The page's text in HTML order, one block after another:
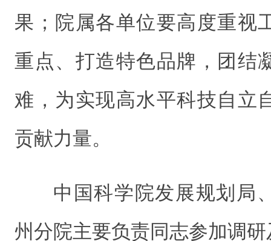
果；院属各单位要高度重视
重点、打造特色品牌，团结
难，为实现高水平科技自立
贡献力量。
中国科学院发展规划局
州分院主要负责同志参加调